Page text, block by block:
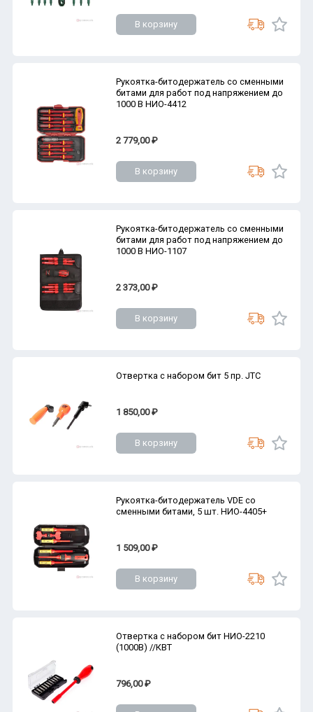
В корзину
Рукоятка-битодержатель со сменными
битами для работ под напряжением до
1000 В НИО-4412
2 779,00 ₽
В корзину
Рукоятка-битодержатель со сменными
битами для работ под напряжением до
1000 В НИО-1107
2 373,00 ₽
В корзину
Отвертка с набором бит 5 пр. JTC
1 850,00 ₽
В корзину
Рукоятка-битодержатель VDE со
сменными битами, 5 шт. НИО-4405+
1 509,00 ₽
В корзину
Отвертка с набором бит НИО-2210
(1000В) //КВТ
796,00 ₽